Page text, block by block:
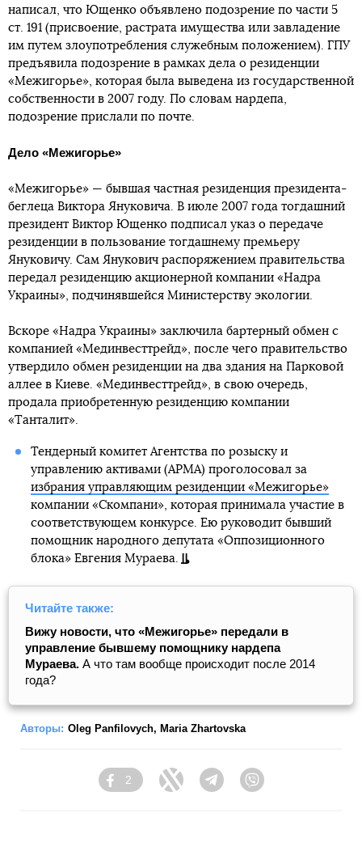
написал, что Ющенко объявлено подозрение по части 5
ст. 191 (присвоение, растрата имущества или завладение
им путем злоупотребления служебным положением). ГПУ
предъявила подозрение в рамках дела о резиденции
«Межигорье», которая была выведена из государственной
собственности в 2007 году. По словам нардепа,
подозрение прислали по почте.
Дело «Межигорье»
«Межигорье» — бывшая частная резиденция президента-
беглеца Виктора Януковича. В июле 2007 года тогдашний
президент Виктор Ющенко подписал указ о передаче
резиденции в пользование тогдашнему премьеру
Януковичу. Сам Янукович распоряжением правительства
передал резиденцию акционерной компании «Надра
Украины», подчинявшейся Министерству экологии.
Вскоре «Надра Украины» заключила бартерный обмен с
компанией «Мединвесттрейд», после чего правительство
утвердило обмен резиденции на два здания на Парковой
аллее в Киеве. «Мединвесттрейд», в свою очередь,
продала приобретенную резиденцию компании
«Танталит».
Тендерный комитет Агентства по розыску и
управлению активами (АРМА) проголосовал за
избрания управляющим резиденции «Межигорье»
компании «Скомпани», которая принимала участие в
соответствующем конкурсе. Ею руководит бывший
помощник народного депутата «Оппозиционного
блока» Евгения Мураева.
Читайте также:
Вижу новости, что «Межигорье» передали в
управление бывшему помощнику нардепа
Мураева. А что там вообще происходит после 2014
года?
Авторы: Oleg Panfilovych, Maria Zhartovska
Facebook
2
Twitter TelegramViber